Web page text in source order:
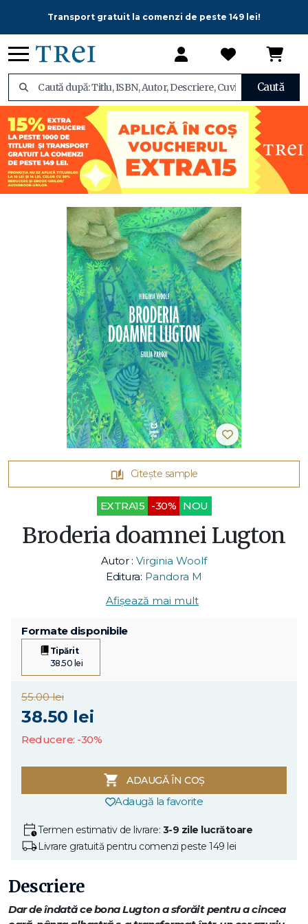
Transport gratuit la comenzi de peste 149 lei!
Caută
Citește sample
EXTRA15 -30% NOU
Broderia doamnei Lugton
Autor : Virginia Woolf
Editura: Pandora M
Afișează mai mult
Formate disponibile
Tipărit
38.50 lei
55.00 lei
38.50 lei
Reducere: -30%
ADAUGĂ ÎN COȘ
Adaugă la favorite
Termen estimativ de livrare: 3-9 zile lucrătoare
Livrare gratuită pentru comenzi peste 149 lei
Descriere
Dar de îndată ce bona Lugton a sforăit pentru a cincea